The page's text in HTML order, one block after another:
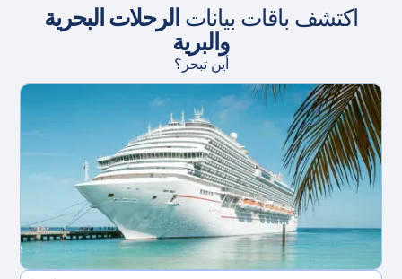
اكتشف باقات بياناتالرحلات البحرية
والبرية
أين تبحر؟